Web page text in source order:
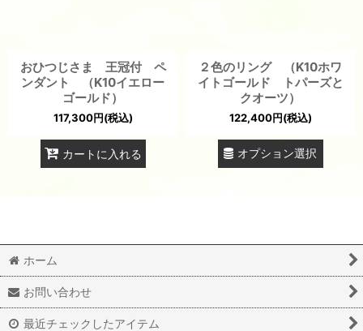
おひつじさま 王冠付 ペ
ンダント （K10イエロー
ゴールド）
117,300円(税込)
カートに入れる
２色のリング （K10ホワ
イトゴールド トパーズと
クオーツ）
122,400円(税込)
オプション選択
ホーム
お問い合わせ
最近チェックしたアイテム